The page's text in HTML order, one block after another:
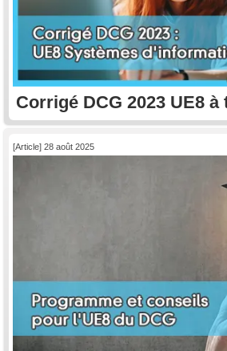
Corrigé DCG 2023 UE8
[Article] 28 août 2025